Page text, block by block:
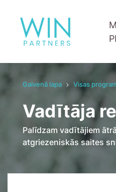
NSPV
Jūsu
Mācības
Raksti
Piesakies
Galvenā lapa Visas
Vadītāja
Palīdzam vadītājiem
atgriezeniskās saites